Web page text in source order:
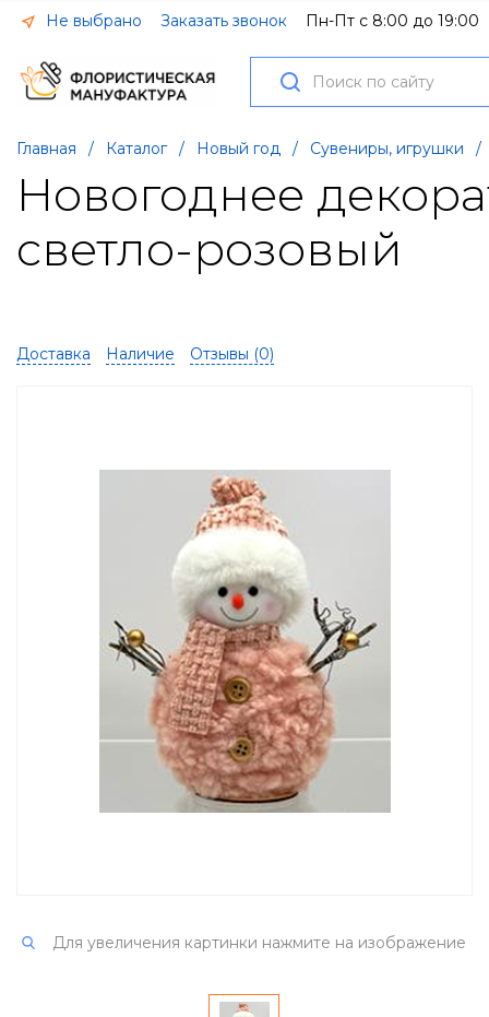
Не выбрано Заказать звонок Пн-Пт с 8:00 до 19:00
Главная / Каталог / Новый год / Сувениры, игрушки /
Новогоднее
светло-розовый
Доставка Наличие Отзывы (0)
Для увеличения картинки нажмите на изображение